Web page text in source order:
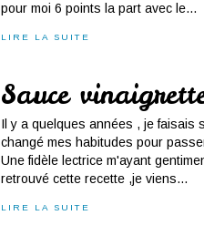
pour moi 6 points la part avec le...
LIRE LA SUITE
Sauce
Il y a quelques années , je faisais
changé mes habitudes pour
Une fidèle lectrice m'ayant
retrouvé cette recette ,je viens...
LIRE LA SUITE